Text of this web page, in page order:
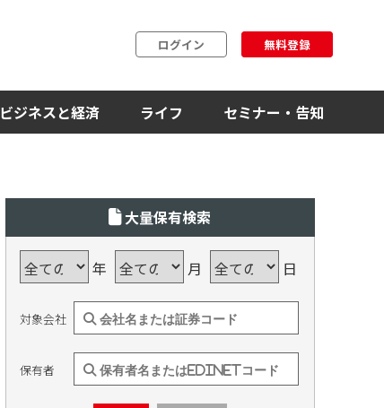
ログイン 無料登録
ビジネスと経済 ライフ セミナー・告知
大量保有検索
年 月 日
対象会社
保有者